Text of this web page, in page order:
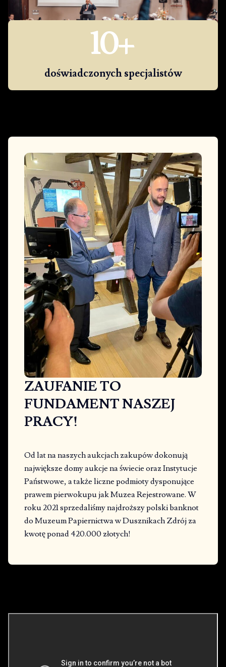
10+
doświadczonych specjalistów
ZAUFANIE TO
FUNDAMENT NASZEJ
PRACY!
Od lat na naszych aukcjach zakupów dokonują
największe domy aukcje na świecie oraz Instytucje
Państwowe, a także liczne podmioty dysponujące
prawem pierwokupu jak Muzea Rejestrowane. W
roku 2021 sprzedaliśmy najdroższy polski banknot
do Muzeum Papiernictwa w Dusznikach Zdrój za
kwotę ponad 420.000 złotych!